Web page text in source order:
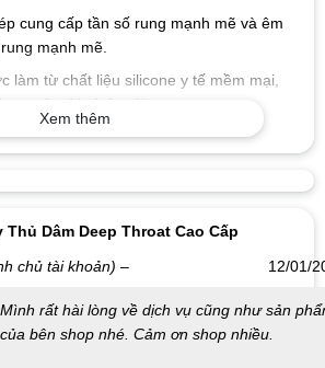
cung cấp tần số rung mạnh mẽ và êm
mạnh mẽ.
làm từ chất liệu silicone y tế mềm mại,
tuyệt vời và êm ái.
hình LCD hiển thị thông tin và âm thanh
các mẫu khác nhau.
chọn giữa các tần số khác nhau của
Xem thêm
Thủ Dâm Deep Throat Cao Cấp
chủ tài khoản) – 12/01/
Mình rất hài lòng về dịch vụ cũng như sản
của bên shop nhé. Cảm ơn shop nhiều.